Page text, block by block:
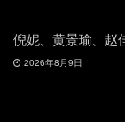
倪妮、黄景瑜、赵
2026年8月9日